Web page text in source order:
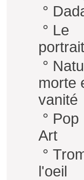
°
° Le
portrait
°
morte
vanité
° Pop
Art
°
l'oeil